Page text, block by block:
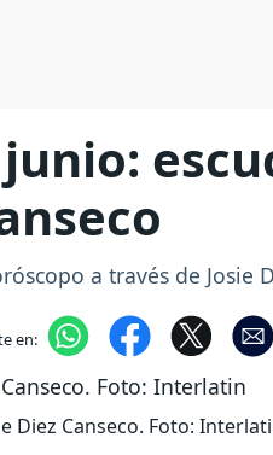
a través de Josie
en:
Diez Canseco. Foto: